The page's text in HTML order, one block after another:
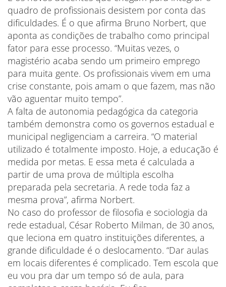
quadro de profissionais desistem por conta das
dificuldades. É o que afirma Bruno Norbert, que
aponta as condições de trabalho como principal
fator para esse processo. “Muitas vezes, o
magistério acaba sendo um primeiro emprego
para muita gente. Os profissionais vivem em uma
crise constante, pois amam o que fazem, mas não
vão aguentar muito tempo”.
A falta de autonomia pedagógica da categoria
também demonstra como os governos estadual e
municipal negligenciam a carreira. “O material
utilizado é totalmente imposto. Hoje, a educação é
medida por metas. E essa meta é calculada a
partir de uma prova de múltipla escolha
preparada pela secretaria. A rede toda faz a
mesma prova”, afirma Norbert.
No caso do professor de filosofia e sociologia da
rede estadual, César Roberto Milman, de 30 anos,
que leciona em quatro instituições diferentes, a
grande dificuldade é o deslocamento. “Dar aulas
em locais diferentes é complicado. Tem escola que
eu vou pra dar um tempo só de aula, para